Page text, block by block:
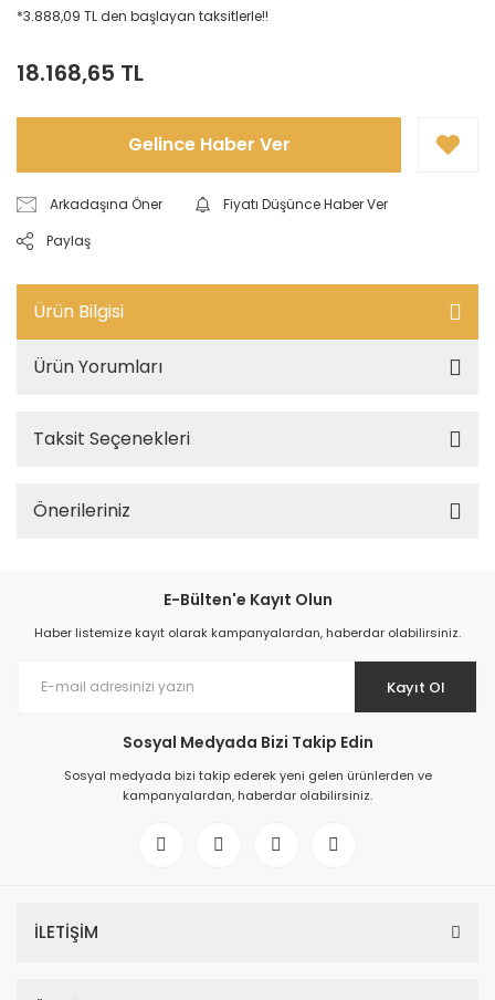
*3.888,09 TL den başlayan taksitlerle!!
18.168,65 TL
Gelince Haber Ver
Arkadaşına Öner
Fiyatı Düşünce Haber Ver
Paylaş
Ürün Bilgisi
Ürün Yorumları
Taksit Seçenekleri
Önerileriniz
E-Bülten'e Kayıt Olun
Haber listemize kayıt olarak kampanyalardan, haberdar olabilirsiniz.
Kayıt Ol
Sosyal Medyada Bizi Takip Edin
Sosyal medyada bizi takip ederek yeni gelen ürünlerden ve
kampanyalardan, haberdar olabilirsiniz.
İLETİŞİM